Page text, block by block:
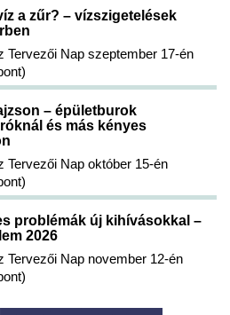
a zűr? – vízszigetelések
Tervezői Nap szeptember 17-én
– épületburok
és más kényes
Tervezői Nap október 15-én
problémák új kihívásokkal –
2026
Tervezői Nap november 12-én